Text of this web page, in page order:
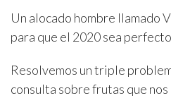
Un alocado hombre llamado
para que el 2020 sea
Resolvemos un triple
consulta sobre frutas que